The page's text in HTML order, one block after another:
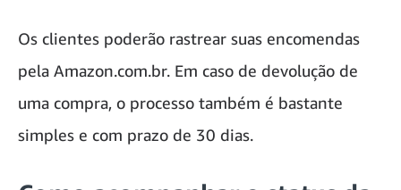
Os clientes poderão rastrear suas encomendas
pela Amazon.com.br. Em caso de devolução de
uma compra, o processo também é bastante
simples e com prazo de 30 dias.